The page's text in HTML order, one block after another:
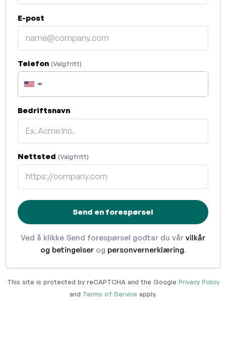
E-post
Telefon (Valgfritt)
▼
Bedriftsnavn
Nettsted (Valgfritt)
Send en forespørsel
Ved å klikke Send forespørsel godtar du vår vilkår
og betingelserog personvernerklæring.
This site is protected by reCAPTCHA and the Google Privacy Policy
and Terms of Service apply.